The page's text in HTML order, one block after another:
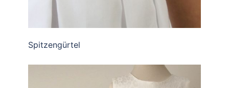
Spitzengürtel